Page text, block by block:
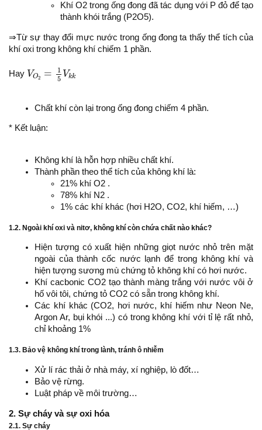
Khí O2 trong ống đong đã tác dụng với P đỏ để tạo
thành khói trắng (P2O5).
⇒Từ sự thay đổi mực nước trong ống đong ta thấy thể tích của
khí oxi trong không khí chiếm 1 phần.
Hay VO2 =
1
5 Vkk
VO 5 Vk
Chất khí còn lại trong ống đong chiếm 4 phần.
* Kết luận:
Không khí là hỗn hợp nhiều chất khí.
Thành phần theo thể tích của không khí là:
21% khí O2 .
78% khí N2 .
1% các khí khác (hơi H2O, CO2, khí hiếm, …)
1.2. Ngoài khí oxi và nitơ, không khí còn chứa chất nào khác?
Hiện tượng có xuất hiện những giọt nước nhỏ trên mặt
ngoài của thành cốc nước lạnh để trong không khí và
hiện tượng sương mù chứng tỏ không khí có hơi nước.
Khí cacbonic CO2 tạo thành màng trắng với nước vôi ở
hố vôi tôi, chứng tỏ CO2 có sẵn trong không khí.
Các khí khác (CO2, hơi nước, khí hiếm như Neon Ne,
Argon Ar, bụi khói ...) có trong không khí với tỉ lệ rất nhỏ,
chỉ khoảng 1%
1.3. Bảo vệ không khí trong lành, tránh ô nhiễm
Xử lí rác thải ở nhà máy, xí nghiệp, lò đốt…
Bảo vệ rừng.
Luật pháp về môi trường…
2. Sự cháy và sự oxi hóa
2.1. Sự cháy